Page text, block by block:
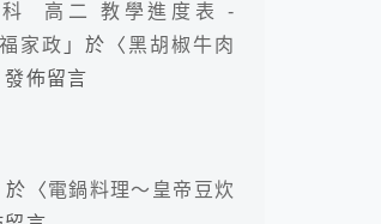
科 高二 教學進度表 -
家政 」於〈 黑胡椒牛肉
發佈留言
於〈電鍋料理～皇帝豆炊